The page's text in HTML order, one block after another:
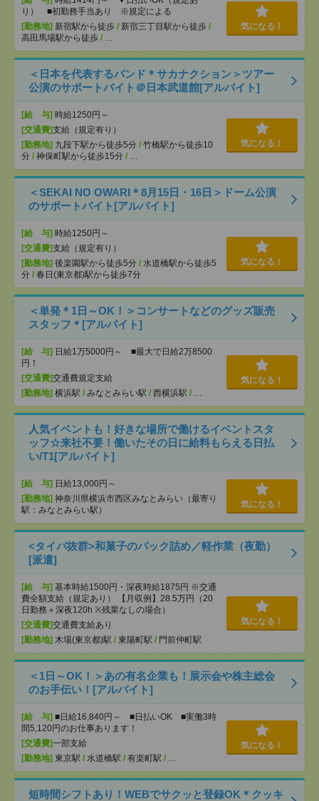
り） ■初勤務手当あり ※規定による
[勤務地] 新宿駅から徒歩 / 新宿三丁目駅から徒歩 /
高田馬場駅から徒歩 / …
気になる！
＜日本を代表するバンド＊サカナクション＞ツアー
公演のサポートバイト＠日本武道館[アルバイト]
[給 与] 時給1250円～
[交通費]支給（規定有り）
[勤務地] 九段下駅から徒歩5分 / 竹橋駅から徒歩10
分 / 神保町駅から徒歩15分 / …
気になる！
＜SEKAI NO OWARI＊8月15日・16日＞ドーム公演
のサポートバイト[アルバイト]
[給 与] 時給1250円～
[交通費]支給（規定有り）
[勤務地] 後楽園駅から徒歩5分 / 水道橋駅から徒歩5
分 / 春日(東京都)駅から徒歩7分
気になる！
＜単発＊1日～OK！＞コンサートなどのグッズ販売
スタッフ＊[アルバイト]
[給 与] 日給1万5000円～ ■最大で日給2万8500
円！
[交通費]交通費規定支給
[勤務地] 横浜駅 / みなとみらい駅 / 西横浜駅 / …
気になる！
人気イベントも！好きな場所で働けるイベントスタ
ッフ☆来社不要！働いたその日に給料もらえる日払
い/T1[アルバイト]
[給 与] 日給13,000円～
[勤務地] 神奈川県横浜市西区みなとみらい（最寄り
駅：みなとみらい駅）
気になる！
<タイパ抜群>和菓子のパック詰め／軽作業（夜勤）
[派遣]
[給 与] 基本時給1500円・深夜時給1875円 ※交通
費全額支給（規定あり） 【月収例】28.5万円（20
日勤務＋深夜120h ※残業なしの場合）
[交通費]交通費支給あり
[勤務地] 木場(東京都)駅 / 東陽町駅 / 門前仲町駅
気になる！
＜1日～OK！＞あの有名企業も！展示会や株主総会
のお手伝い！[アルバイト]
[給 与] ■日給16,840円～ ■日払いOK ■実働3時
間5,120円のお仕事あります！
[交通費]一部支給
[勤務地] 東京駅 / 水道橋駅 / 有楽町駅 / …
気になる！
短時間シフトあり！WEBでサクッと登録OK＊クッキ